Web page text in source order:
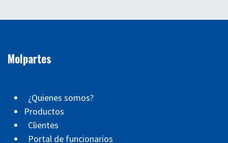
Molpartes
¿Quienes somos?
Productos
Clientes
Portal de funcionarios